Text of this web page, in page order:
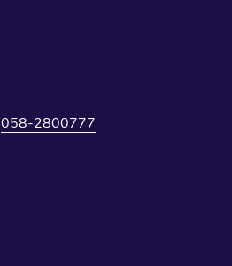
058-2800777